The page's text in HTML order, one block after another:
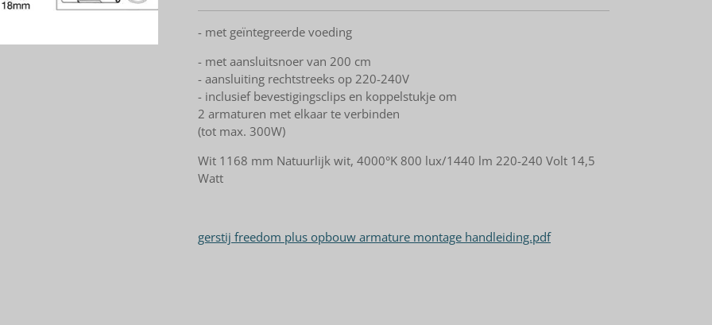
- met geïntegreerde voeding
- met aansluitsnoer van 200 cm
- aansluiting rechtstreeks op 220-240V
- inclusief bevestigingsclips en koppelstukje om
2 armaturen met elkaar te verbinden
(tot max. 300W)
Wit 1168 mm Natuurlijk wit, 4000°K 800 lux/1440 lm 220-240 Volt 14,5
Watt
gerstij freedom plus opbouw armature montage handleiding.pdf